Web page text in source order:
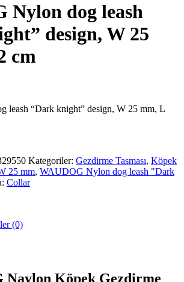
Nylon dog leash
design, W 25
cm
leash “Dark knight” design, W 25 mm, L
Kategoriler: Gezdirme Tasması, Köpek
25 mm, WAUDOG Nylon dog leash "Dark
Collar
(0)
Naylon Köpek Gezdirme